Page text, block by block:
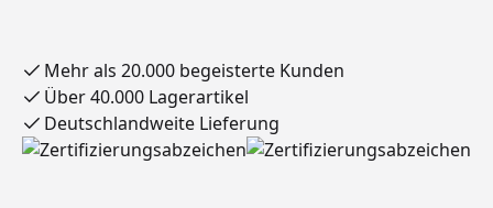
Mehr als 20.000 begeisterte Kunden
Über 40.000 Lagerartikel
Deutschlandweite Lieferung